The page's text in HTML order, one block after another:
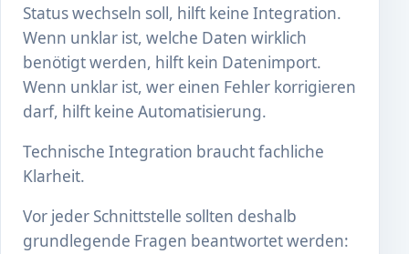
Status wechseln soll, hilft keine Integration.
Wenn unklar ist, welche Daten wirklich
benötigt werden, hilft kein Datenimport.
Wenn unklar ist, wer einen Fehler korrigieren
darf, hilft keine Automatisierung.
Technische Integration braucht fachliche
Klarheit.
Vor jeder Schnittstelle sollten deshalb
grundlegende Fragen beantwortet werden: